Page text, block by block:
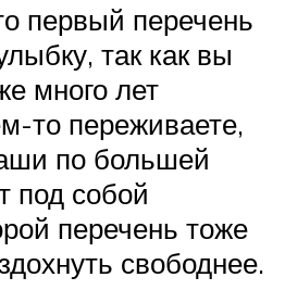
первый перечень
так как вы
много лет
то переживаете,
по большей
под собой
перечень тоже
свободнее.